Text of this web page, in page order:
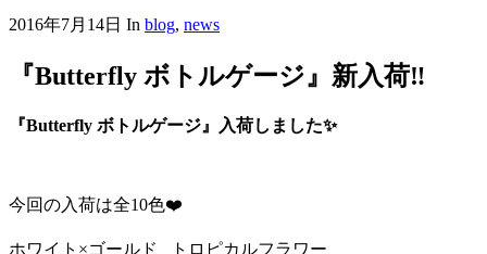
2016年7月14日 In blog, news
『Butterfly ボトルゲージ』新入荷‼︎
『Butterfly ボトルゲージ』入荷しました✨
今回の入荷は全10色❤️
ホワイト×ゴールド トロピカルフラワー